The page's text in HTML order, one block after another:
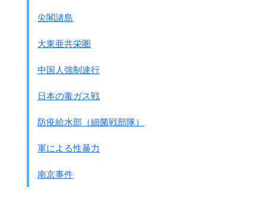
尖閣諸島
大東亜共栄圏
中国人強制連行
日本の毒ガス戦
防疫給水部（細菌戦部隊）
軍による性暴力
南京事件